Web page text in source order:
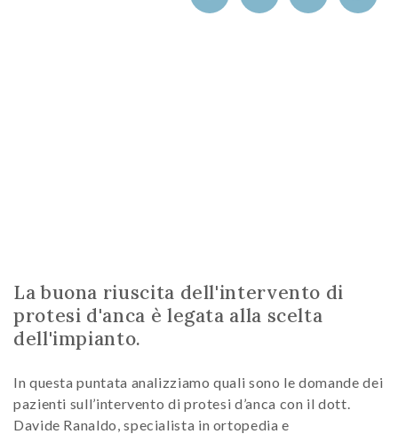
La buona riuscita dell'intervento di
protesi d'anca è legata alla scelta
dell'impianto.
In questa puntata analizziamo quali sono le domande dei
pazienti sull’intervento di protesi d’anca con il dott.
Davide Ranaldo, specialista in ortopedia e